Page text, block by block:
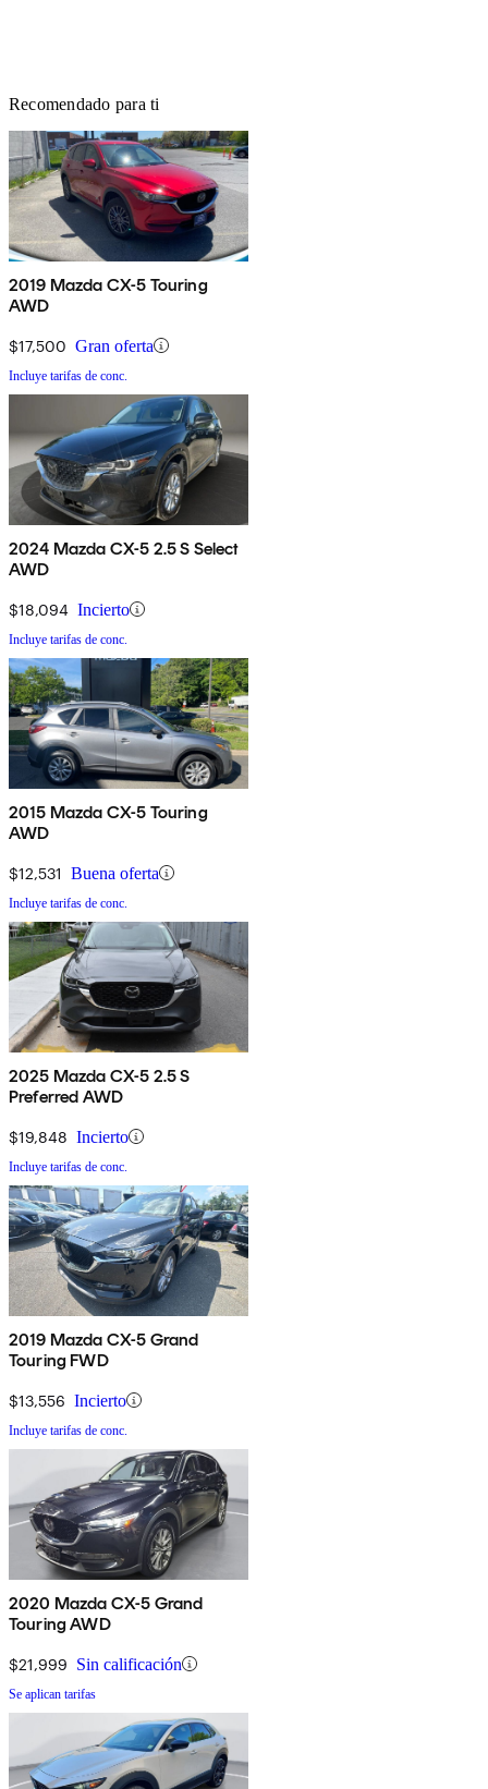
Recomendado para ti
2019 Mazda CX-5 Touring
AWD
$17,500 Gran oferta
Incluye tarifas de conc.
2024 Mazda CX-5 2.5 S Select
AWD
$18,094 Incierto
Incluye tarifas de conc.
2015 Mazda CX-5 Touring
AWD
$12,531 Buena oferta
Incluye tarifas de conc.
2025 Mazda CX-5 2.5 S
Preferred AWD
$19,848 Incierto
Incluye tarifas de conc.
2019 Mazda CX-5 Grand
Touring FWD
$13,556 Incierto
Incluye tarifas de conc.
2020 Mazda CX-5 Grand
Touring AWD
$21,999 Sin calificación
Se aplican tarifas